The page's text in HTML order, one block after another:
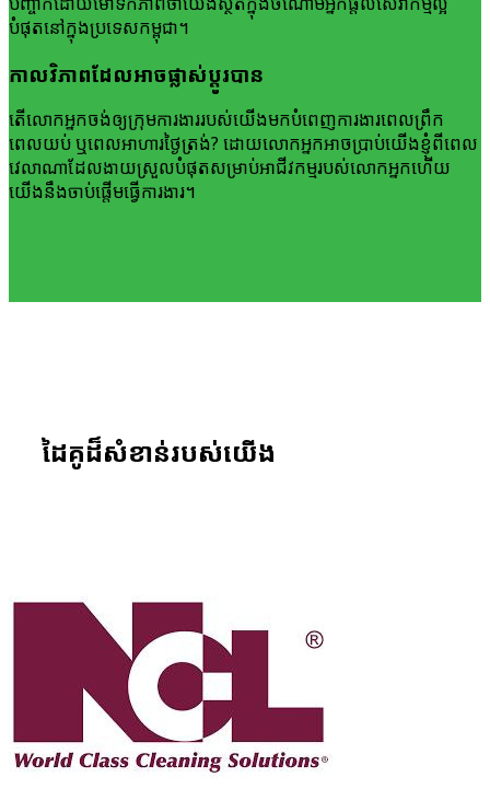
បំផុត​នៅ​ក្នុង​ប្រទេស​កម្ពុជា។
កាលវិភាព​ដែល​អាច​ផ្លាស់ប្តូរ​បាន
តើ​លោក​អ្នក​ចង់​ឲ្យ​ក្រុម​ការងារ​របស់​យើង​មក​បំពេញ​ការងារ​ពេលព្រឹក
ពេលយប់ ឬពេល​អាហារ​ថ្ងៃត្រង់? ដោយ​លោក​អ្នក​អាច​ប្រាប់​យើងខ្ញុំ​ពី​ពេល​
វេលាណា​ដែល​ងាយស្រួល​បំផុត​សម្រាប់​អាជីវកម្ម​របស់លោកអ្នក​ហើយ​
យើង​នឹង​ចាប់​ផ្តើម​ធ្វើ​ការងារ។
ដៃ​គូ​ដ៏​សំខាន់​របស់​យើង